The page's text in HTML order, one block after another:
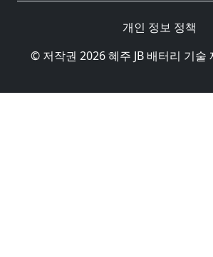
개인 정보 정책
© 저작권 2026 혜주 JB 배터리 기술